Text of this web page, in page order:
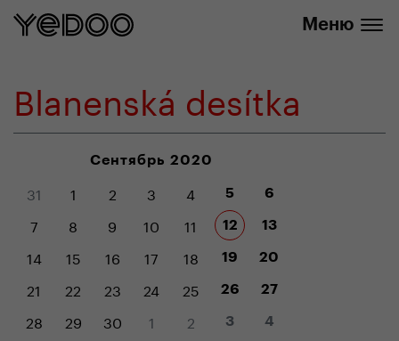
Меню
Blanenská desítka
Сентябрь 2020
31 1 2 3 4 5 6
7 8 9 10 11 12 13
14 15 16 17 18 19 20
21 22 23 24 25 26 27
28 29 30 1 2 3 4